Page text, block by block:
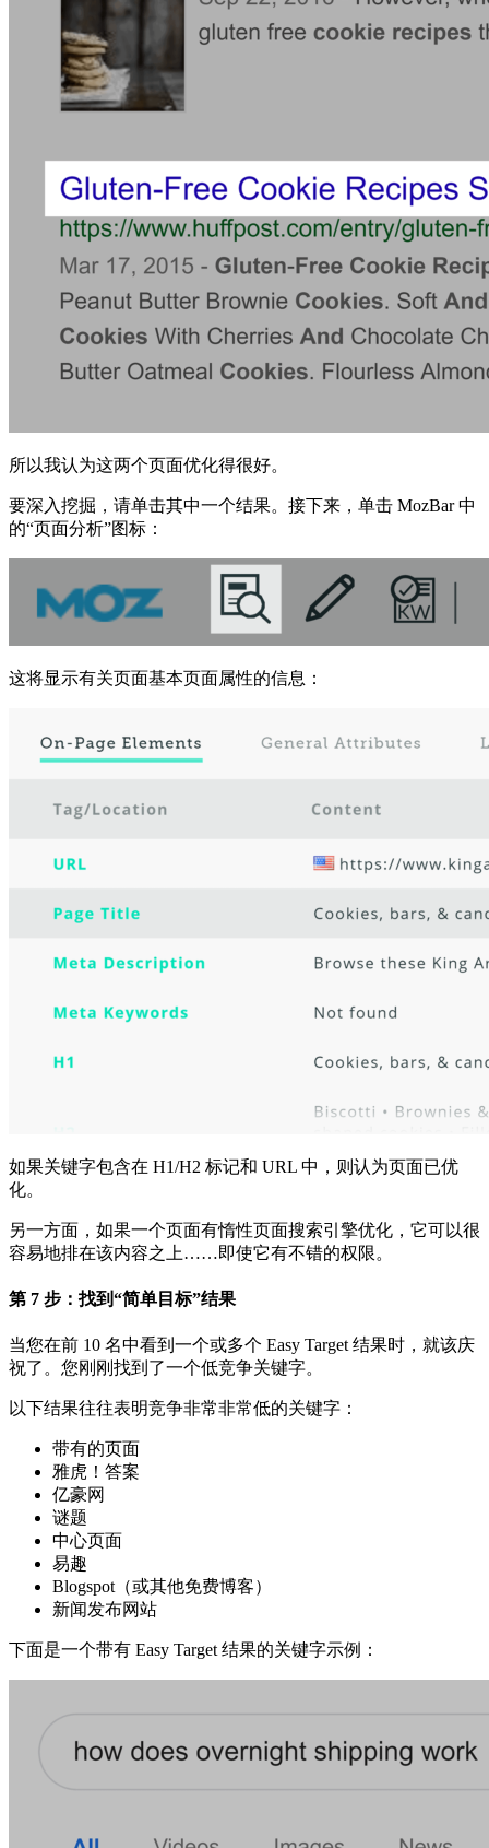
所以我认为这两个页面优化得很好。
要深入挖掘，请单击其中一个结果。接下来，单击 MozBar 中
的“页面分析”图标：
这将显示有关页面基本页面属性的信息：
如果关键字包含在 H1/H2 标记和 URL 中，则认为页面已优
化。
另一方面，如果一个页面有惰性页面搜索引擎优化，它可以很
容易地排在该内容之上……即使它有不错的权限。
第 7 步：找到“简单目标”结果
当您在前 10 名中看到一个或多个 Easy Target 结果时，就该庆
祝了。您刚刚找到了一个低竞争关键字。
以下结果往往表明竞争非常非常低的关键字：
带有的页面
雅虎！答案
亿豪网
谜题
中心页面
易趣
Blogspot（或其他免费博客）
新闻发布网站
下面是一个带有 Easy Target 结果的关键字示例：